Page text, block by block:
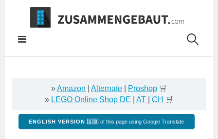
Springe
Inhalt
»Amazon Alternate Proshop 🛒
» LEGO Online Shop DE AT CH 🛒
ENGLISH VERSION 🇬🇧 of this page using Google Translate